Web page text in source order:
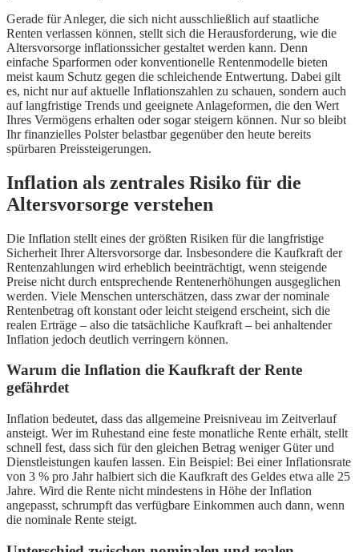
Gerade für Anleger, die sich nicht ausschließlich auf staatliche
Renten verlassen können, stellt sich die Herausforderung, wie die
Altersvorsorge inflationssicher gestaltet werden kann. Denn
einfache Sparformen oder konventionelle Rentenmodelle bieten
meist kaum Schutz gegen die schleichende Entwertung. Dabei gilt
es, nicht nur auf aktuelle Inflationszahlen zu schauen, sondern auch
auf langfristige Trends und geeignete Anlageformen, die den Wert
Ihres Vermögens erhalten oder sogar steigern können. Nur so bleibt
Ihr finanzielles Polster belastbar gegenüber den heute bereits
spürbaren Preissteigerungen.
Inflation als zentrales Risiko für die
Altersvorsorge verstehen
Die Inflation stellt eines der größten Risiken für die langfristige
Sicherheit Ihrer Altersvorsorge dar. Insbesondere die Kaufkraft der
Rentenzahlungen wird erheblich beeinträchtigt, wenn steigende
Preise nicht durch entsprechende Rentenerhöhungen ausgeglichen
werden. Viele Menschen unterschätzen, dass zwar der nominale
Rentenbetrag oft konstant oder leicht steigend erscheint, sich die
realen Erträge – also die tatsächliche Kaufkraft – bei anhaltender
Inflation jedoch deutlich verringern können.
Warum die Inflation die Kaufkraft der Rente
gefährdet
Inflation bedeutet, dass das allgemeine Preisniveau im Zeitverlauf
ansteigt. Wer im Ruhestand eine feste monatliche Rente erhält, stellt
schnell fest, dass sich für den gleichen Betrag weniger Güter und
Dienstleistungen kaufen lassen. Ein Beispiel: Bei einer Inflationsrate
von 3 % pro Jahr halbiert sich die Kaufkraft des Geldes etwa alle 25
Jahre. Wird die Rente nicht mindestens in Höhe der Inflation
angepasst, schrumpft das verfügbare Einkommen auch dann, wenn
die nominale Rente steigt.